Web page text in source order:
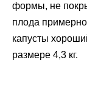
формы, не
плода примерно
капусты
размере 4,3 кг.